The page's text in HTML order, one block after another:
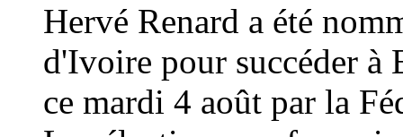
Hervé Renard a été
d'Ivoire pour succéder à
ce mardi 4 août par la